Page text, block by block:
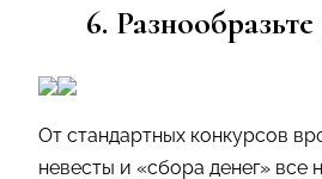
6.
От стандартных конкурсов
невесты и «сбора денег» все